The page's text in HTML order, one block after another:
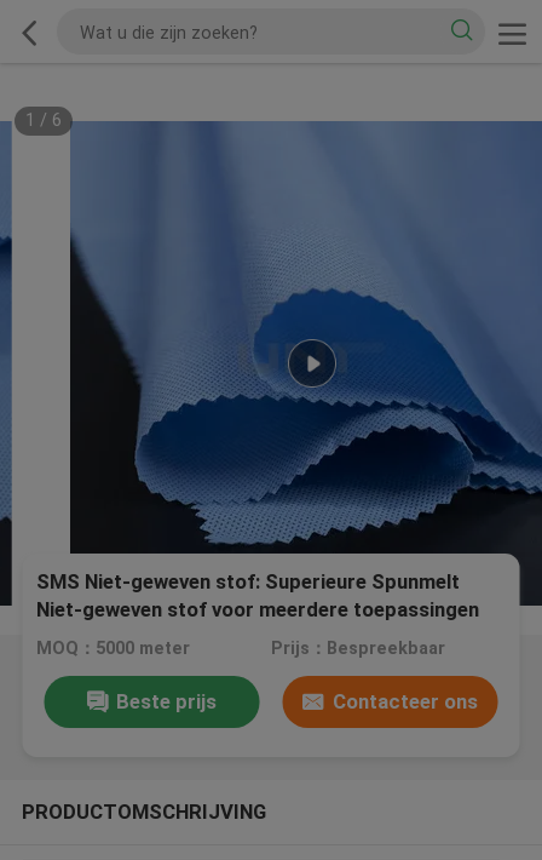
1 / 6
SMS Niet-geweven stof: Superieure Spunmelt
Niet-geweven stof voor meerdere toepassingen
MOQ：5000 meter Prijs：Bespreekbaar
Beste prijs Contacteer ons
PRODUCTOMSCHRIJVING